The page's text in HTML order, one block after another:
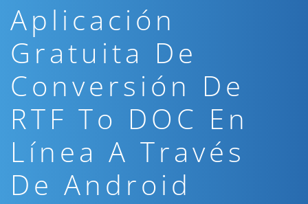
Aplicación
Gratuita De
Conversión De
RTF To DOC En
Línea A Través
De Android